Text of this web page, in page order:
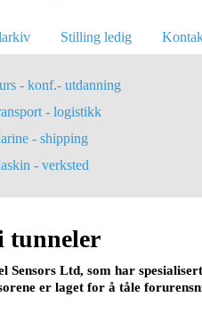
Stilling ledig
- konf.- utdanning
- logistikk
- shipping
- verksted
tunneler
Ltd, som har
er laget for å tåle